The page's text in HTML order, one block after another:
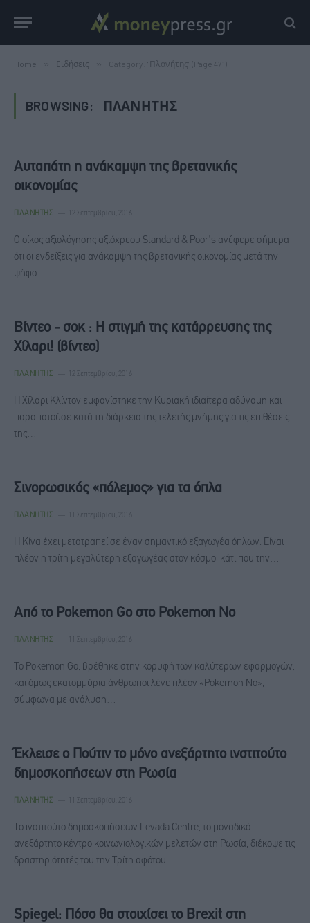
Home Ειδήσεις Category: "Πλανήτης" (Page 471)
BROWSING: ΠΛΑΝΉΤΗΣ
Αυταπάτη η ανάκαμψη της βρετανικής
οικονομίας
ΠΛΑΝΉΤΗΣ 12 Σεπτεμβρίου, 2016
Ο οίκος αξιολόγησης αξιόχρεου Standard & Poor's ανέφερε σήμερα
ότι οι ενδείξεις για ανάκαμψη της βρετανικής οικονομίας μετά την
ψήφο…
Βίντεο - σοκ : Η στιγμή της κατάρρευσης της
Χίλαρι! (βίντεο)
ΠΛΑΝΉΤΗΣ 12 Σεπτεμβρίου, 2016
Η Χίλαρι Κλίντον εμφανίστηκε την Κυριακή ιδιαίτερα αδύναμη και
παραπατούσε κατά τη διάρκεια της τελετής μνήμης για τις επιθέσεις
της…
Σινορωσικός «πόλεμος» για τα όπλα
ΠΛΑΝΉΤΗΣ 11 Σεπτεμβρίου, 2016
Η Κίνα έχει μετατραπεί σε έναν σημαντικό εξαγωγέα όπλων. Είναι
πλέον η τρίτη μεγαλύτερη εξαγωγέας στον κόσμο, κάτι που την…
Από το Pokemon Go στο Pokemon Νo
ΠΛΑΝΉΤΗΣ 11 Σεπτεμβρίου, 2016
Το Pokemon Go, βρέθηκε στην κορυφή των καλύτερων εφαρμογών,
και όμως εκατομμύρια άνθρωποι λένε πλέον «Pokemon Νo»,
σύμφωνα με ανάλυση…
Έκλεισε ο Πούτιν το μόνο ανεξάρτητο ινστιτούτο
δημοσκοπήσεων στη Ρωσία
ΠΛΑΝΉΤΗΣ 11 Σεπτεμβρίου, 2016
Το ινστιτούτο δημοσκοπήσεων Levada Centre, το μοναδικό
ανεξάρτητο κέντρο κοινωνιολογικών μελετών στη Ρωσία, διέκοψε τις
δραστηριότητές του την Τρίτη αφότου…
Spiegel: Πόσο θα στοιχίσει το Brexit στη